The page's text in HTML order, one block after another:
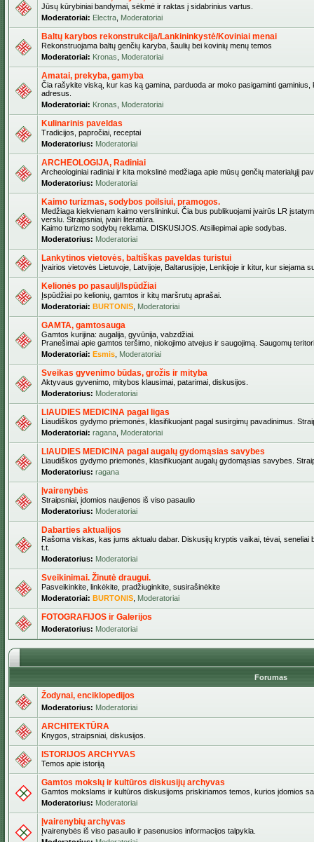
Jūsų kūrybiniai bandymai, sėkmė ir raktas į sidabrinius vartus.
Moderatoriai: Electra Moderatoriai
Baltų karybos rekonstrukcija/Lankininkystė/Koviniai menai
Rekonstruojama baltų genčių karyba, šaulių bei kovinių menų temos
Moderatoriai: Kronas Moderatoriai
Amatai, prekyba, gamyba
Čia rašykite viską, kur kas ką gamina, parduoda ar moko pasigaminti
adresus.
Moderatoriai: Kronas Moderatoriai
Kulinarinis paveldas
Tradicijos, papročiai, receptai
Moderatorius: Moderatoriai
ARCHEOLOGIJA, Radiniai
Archeologiniai radiniai ir kita mokslinė medžiaga apie mūsų genčių materialųjį
Moderatorius: Moderatoriai
Kaimo turizmas, sodybos poilsiui, pramogos.
Medžiaga kiekvienam kaimo verslininkui. Čia bus publikuojami įvairūs LR
verslu. Straipsniai, įvairi literatūra.
Kaimo turizmo sodybų reklama. DISKUSIJOS. Atsiliepimai apie sodybas.
Moderatorius: Moderatoriai
Lankytinos vietovės, baltiškas paveldas turistui
Įvairios vietovės Lietuvoje, Latvijoje, Baltarusijoje, Lenkijoje ir kitur, kur siejama
Kelionės po pasaulį/Ispūdžiai
Įspūdžiai po kelionių, gamtos ir kitų maršrutų aprašai.
Moderatoriai: BURTONIS Moderatoriai
GAMTA, gamtosauga
Gamtos kurijina: augalija, gyvūnija, vabzdžiai.
Pranešimai apie gamtos teršimo, niokojimo atvejus ir saugojimą. Saugomų
Moderatoriai: Esmis Moderatoriai
Sveikas gyvenimo būdas, grožis ir mityba
Aktyvaus gyvenimo, mitybos klausimai, patarimai, diskusijos.
Moderatorius: Moderatoriai
LIAUDIES MEDICINA pagal ligas
Liaudiškos gydymo priemonės, klasifikuojant pagal susirgimų pavadinimus.
Moderatoriai: ragana Moderatoriai
LIAUDIES MEDICINA pagal augalų gydomąsias savybes
Liaudiškos gydymo priemonės, klasifikuojant augalų gydomąsias savybes.
Moderatorius: ragana
Įvairenybės
Straipsniai, įdomios naujienos iš viso pasaulio
Moderatorius: Moderatoriai
Dabarties aktualijos
Rašoma viskas, kas jums aktualu dabar. Diskusijų kryptis vaikai, tėvai, seneliai
t.t.
Moderatorius: Moderatoriai
Sveikinimai. Žinutė draugui.
Pasveikinkite, linkėkite, pradžiuginkite, susirašinėkite
Moderatoriai: BURTONIS Moderatoriai
FOTOGRAFIJOS ir Galerijos
Moderatorius: Moderatoriai
Forumas
Žodynai, enciklopedijos
Moderatorius: Moderatoriai
ARCHITEKTŪRA
Knygos, straipsniai, diskusijos.
ISTORIJOS ARCHYVAS
Temos apie istoriją
Gamtos mokslų ir kultūros diskusijų archyvas
Gamtos mokslams ir kultūros diskusijoms priskiriamos temos, kurios įdomios
Moderatorius: Moderatoriai
Įvairenybių archyvas
Įvairenybės iš viso pasaulio ir pasenusios informacijos talpykla.